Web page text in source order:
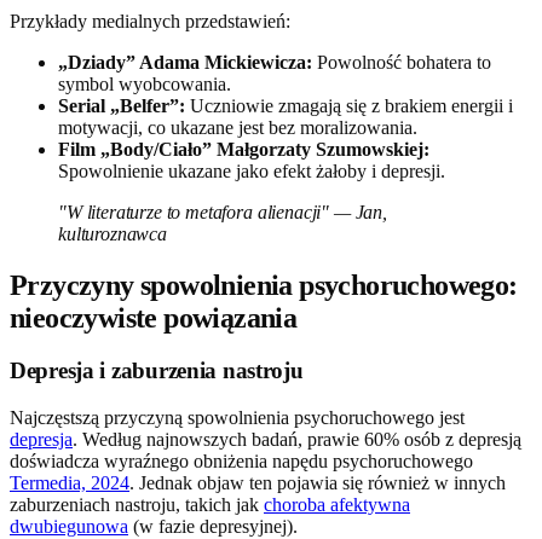
Przykłady medialnych przedstawień:
„Dziady” Adama Mickiewicza: Powolność bohatera to
symbol wyobcowania.
Serial „Belfer”: Uczniowie zmagają się z brakiem energii i
motywacji, co ukazane jest bez moralizowania.
Film „Body/Ciało” Małgorzaty Szumowskiej:
Spowolnienie ukazane jako efekt żałoby i depresji.
"W literaturze to metafora alienacji" — Jan,
kulturoznawca
Przyczyny spowolnienia psychoruchowego:
nieoczywiste powiązania
Depresja i zaburzenia nastroju
Najczęstszą przyczyną spowolnienia psychoruchowego jest
depresja. Według najnowszych badań, prawie 60% osób z depresją
doświadcza wyraźnego obniżenia napędu psychoruchowego
Termedia, 2024. Jednak objaw ten pojawia się również w innych
zaburzeniach nastroju, takich jak choroba afektywna
dwubiegunowa (w fazie depresyjnej).